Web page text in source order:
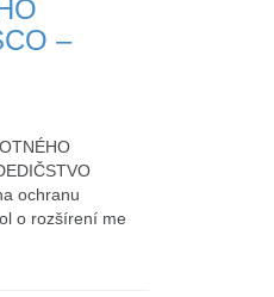
–
ochranu
o rozšírení me